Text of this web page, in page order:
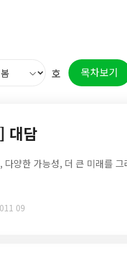
호 목차보기
대담
다양한 가능성, 더 큰 미래를
09